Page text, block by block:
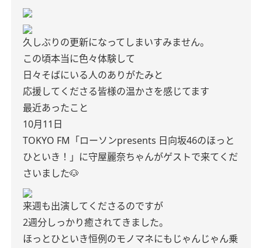
久しぶりの更新になってしまいすみません。
この頃本当に色々体験して
日々そばにいる人のありがたみと
応援してくださる皆様の温かさを感じてます
最近あったこと
10月11日
TOKYO FM「ローソンpresents 日向坂46のほっと
ひといき！」に守屋麗奈ちゃんがゲストで来てくだ
さいました🐶
来週も出演してくださるのですが
2週分しっかり癒されてきました。
ほっとひといき恒例のモノマネにもじゃんじゃん乗